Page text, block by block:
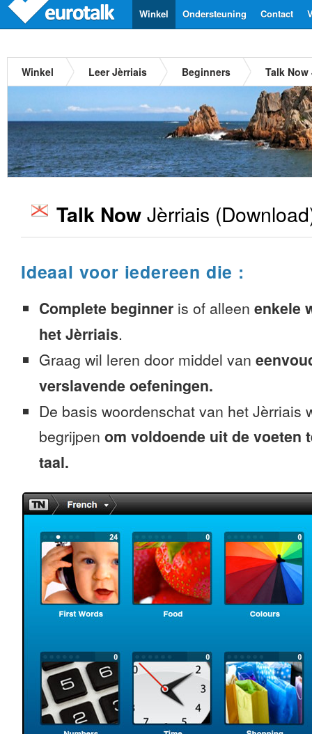
Contact
Ondersteuning
Winkel
Winkel Leer Jèrriais Beginners Talk
Talk NowJèrriais
Ideaal voor iedereen die :
Complete beginner is of alleen enkele
het Jèrriais.
Graag wil leren door middel van
verslavende oefeningen.
De basis woordenschat van het Jèrriais
begrijpen om voldoende uit de voeten
taal.